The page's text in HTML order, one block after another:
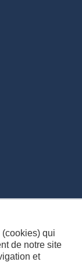
qui
de notre site
et